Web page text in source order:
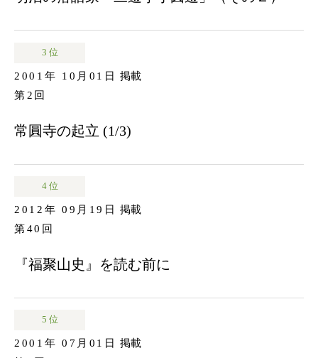
3 位
2001年 10月01日
掲載
第2回
常圓寺の起立 (1/3)
4 位
2012年 09月19日
掲載
第40回
『福聚山史』を読む前に
5 位
2001年 07月01日
掲載